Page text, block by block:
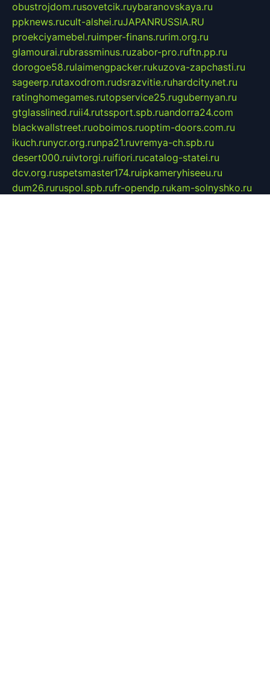
obustrojdom.rusovetcik.ruybaranovskaya.ru
ppknews.rucult-alshei.ruJAPANRUSSIA.RU
proekciyamebel.ruimper-finans.rurim.org.ru
glamourai.rubrassminus.ruzabor-pro.ruftn.pp.ru
dorogoe58.rulaimengpacker.rukuzova-zapchasti.ru
sageerp.rutaxodrom.rudsrazvitie.ruhardcity.net.ru
ratinghomegames.rutopservice25.rugubernyan.ru
gtglasslined.ruii4.rutssport.spb.ruandorra24.com
blackwallstreet.ruoboimos.ruoptim-doors.com.ru
ikuch.runycr.org.runpa21.ruvremya-ch.spb.ru
desert000.ruivtorgi.ruifiori.rucatalog-statei.ru
dcv.org.ruspetsmaster174.ruipkameryhiseeu.ru
dum26.ruruspol.spb.rufr-opendp.rukam-solnyshko.ru